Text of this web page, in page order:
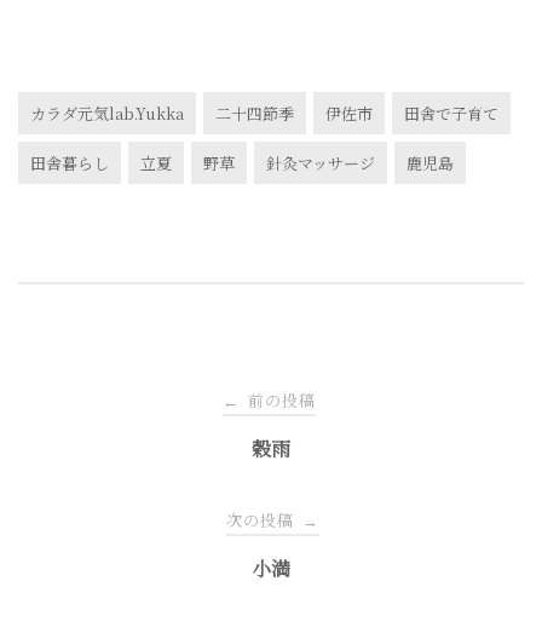
カラダ元気lab.Yukka 二十四節季 伊佐市 田舎で子育て
田舎暮らし 立夏 野草 針灸マッサージ 鹿児島
← 前の投稿
穀雨
次の投稿 →
小満